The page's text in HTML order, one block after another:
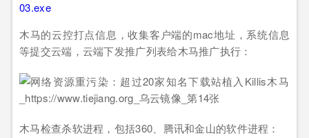
03.exe
木马的云控打点信息，收集客户端的mac地址，系统信息
等提交云端，云端下发推广列表给木马推广执行：
木马检查杀软进程，包括360、腾讯和金山的软件进程：